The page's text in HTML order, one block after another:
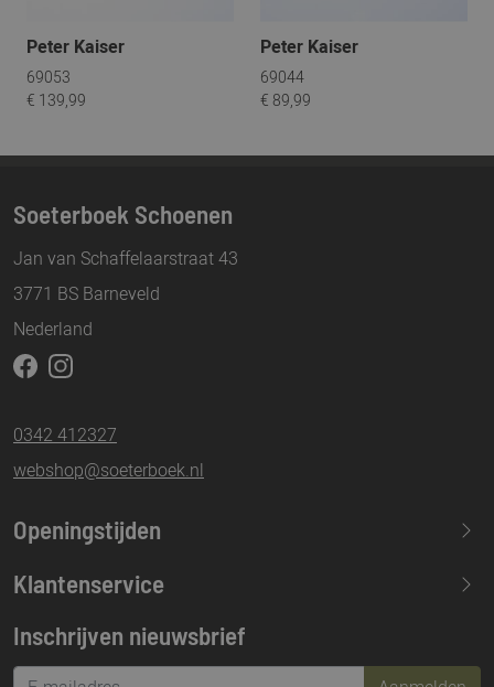
Peter Kaiser
69053
€ 139,99
Peter Kaiser
69044
€ 89,99
Soeterboek Schoenen
Jan van Schaffelaarstraat 43
3771 BS Barneveld
Nederland
0342 412327
webshop@soeterboek.nl
Openingstijden
Maandag
13.30-17.30
Woensdag
Klantenservice
Inschrijven nieuwsbrief